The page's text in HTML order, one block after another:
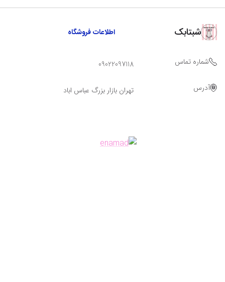
شبتابک اطلاعات فروشگاه
شماره تماس 09022097118
آدرس تهران بازار بزرگ عباس اباد